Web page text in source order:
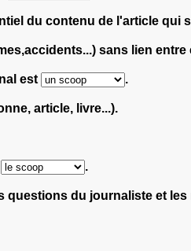
du contenu de l'article qui
sans lien entre
est .
article, livre...).
.
questions du journaliste et